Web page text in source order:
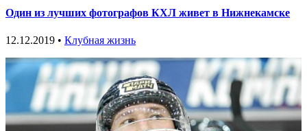
Один из лучших фотографов КХЛ живет в Нижнекамске
12.12.2019 • Клубная жизнь